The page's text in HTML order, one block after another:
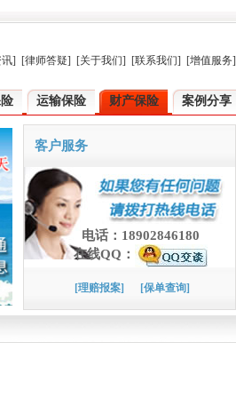
] [律师答疑] [关于我们] [联系我们] [增值服务]
运输保险 财产保险 案例分享
客户服务
电话：18902846180
在线QQ：
[理赔报案] [保单查询]